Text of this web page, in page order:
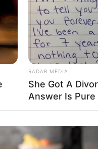
RADAR MEDIA
She Got A
Answer Is Pure